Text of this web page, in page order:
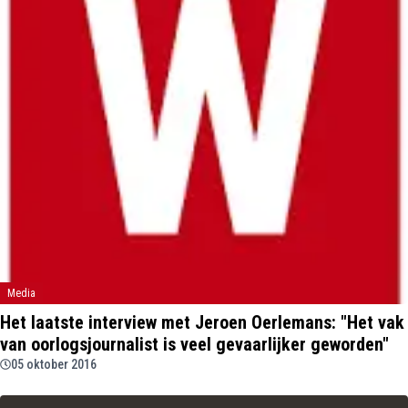
Media
Het laatste interview met Jeroen Oerlemans: "Het vak
van oorlogsjournalist is veel gevaarlijker geworden"
05 oktober 2016